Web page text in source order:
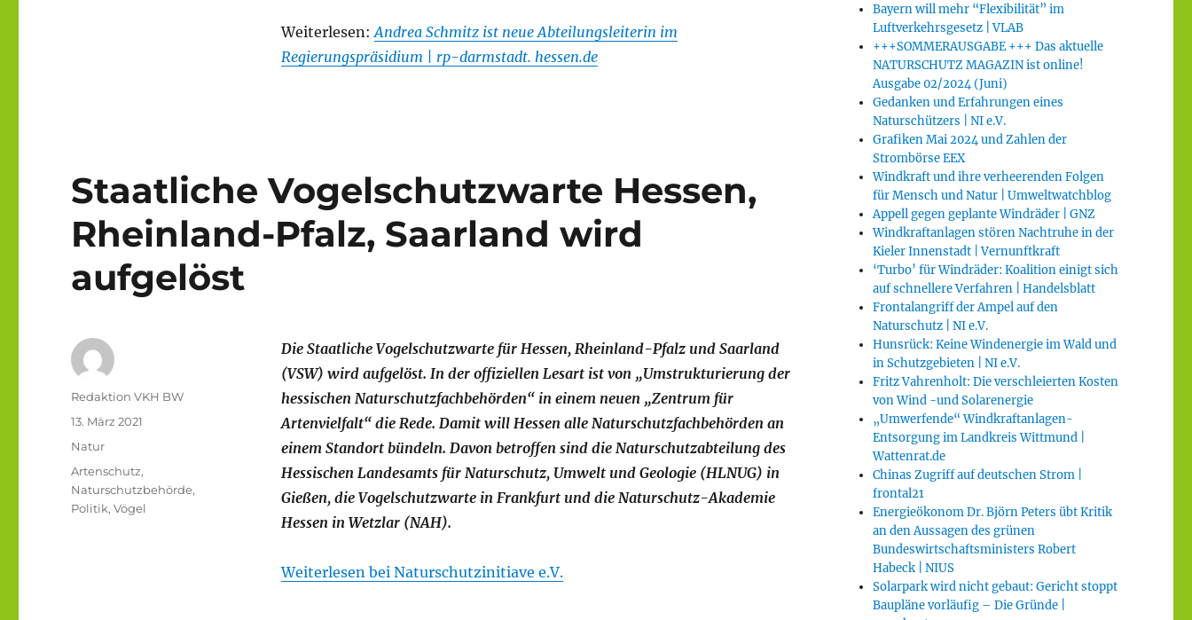
Weiterlesen: Andrea Schmitz ist neue Abteilungsleiterin im
Regierungspräsidium | rp-darmstadt. hessen.de
Staatliche Vogelschutzwarte Hessen,
Rheinland-Pfalz, Saarland wird
aufgelöst
Die Staatliche Vogelschutzwarte für Hessen, Rheinland-Pfalz und Saarland
(VSW) wird aufgelöst. In der offiziellen Lesart ist von „Umstrukturierung der
hessischen Naturschutzfachbehörden“ in einem neuen „Zentrum für
Artenvielfalt“ die Rede. Damit will Hessen alle Naturschutzfachbehörden an
einem Standort bündeln. Davon betroffen sind die Naturschutzabteilung des
Hessischen Landesamts für Naturschutz, Umwelt und Geologie (HLNUG) in
Gießen, die Vogelschutzwarte in Frankfurt und die Naturschutz-Akademie
Hessen in Wetzlar (NAH).
Weiterlesen bei Naturschutzinitiave e.V.
Autor
Redaktion VKH BW
Veröffentlicht
13. März 2021
Kategorien
Natur
Schlagwörter
Artenschutz,
Naturschutzbehörde,
Politik,Vögel
Bayern will mehr “Flexibilität” im
Luftverkehrsgesetz | VLAB
+++SOMMERAUSGABE +++ Das aktuelle
NATURSCHUTZ MAGAZIN ist online!
Ausgabe 02/2024 (Juni)
Gedanken und Erfahrungen eines
Naturschützers | NI e.V.
Grafiken Mai 2024 und Zahlen der
Strombörse EEX
Windkraft und ihre verheerenden Folgen
für Mensch und Natur | Umweltwatchblog
Appell gegen geplante Windräder | GNZ
Windkraftanlagen stören Nachtruhe in der
Kieler Innenstadt | Vernunftkraft
‘Turbo’ für Windräder: Koalition einigt sich
auf schnellere Verfahren | Handelsblatt
Frontalangriff der Ampel auf den
Naturschutz | NI e.V.
Hunsrück: Keine Windenergie im Wald und
in Schutzgebieten | NI e.V.
Fritz Vahrenholt: Die verschleierten Kosten
von Wind -und Solarenergie
„Umwerfende“ Windkraftanlagen-
Entsorgung im Landkreis Wittmund |
Wattenrat.de
Chinas Zugriff auf deutschen Strom |
frontal21
Energieökonom Dr. Björn Peters übt Kritik
an den Aussagen des grünen
Bundeswirtschaftsministers Robert
Habeck | NIUS
Solarpark wird nicht gebaut: Gericht stoppt
Baupläne vorläufig – Die Gründe |